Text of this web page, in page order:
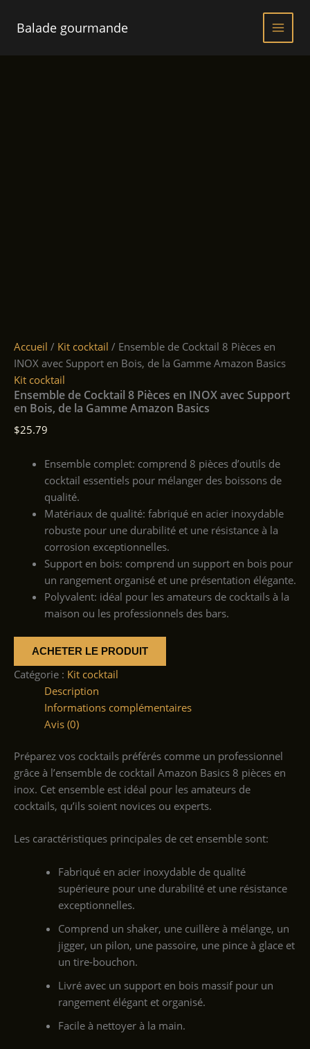
Balade gourmande
Accueil / Kit cocktail / Ensemble de Cocktail 8 Pièces en
INOX avec Support en Bois, de la Gamme Amazon Basics
Kit cocktail
Ensemble de Cocktail 8 Pièces en INOX avec Support
en Bois, de la Gamme Amazon Basics
$25.79
Ensemble complet: comprend 8 pièces d’outils de
cocktail essentiels pour mélanger des boissons de
qualité.
Matériaux de qualité: fabriqué en acier inoxydable
robuste pour une durabilité et une résistance à la
corrosion exceptionnelles.
Support en bois: comprend un support en bois pour
un rangement organisé et une présentation élégante.
Polyvalent: idéal pour les amateurs de cocktails à la
maison ou les professionnels des bars.
ACHETER LE PRODUIT
Catégorie : Kit cocktail
Description
Informations complémentaires
Avis (0)
Préparez vos cocktails préférés comme un professionnel
grâce à l’ensemble de cocktail Amazon Basics 8 pièces en
inox. Cet ensemble est idéal pour les amateurs de
cocktails, qu’ils soient novices ou experts.
Les caractéristiques principales de cet ensemble sont:
Fabriqué en acier inoxydable de qualité
supérieure pour une durabilité et une résistance
exceptionnelles.
Comprend un shaker, une cuillère à mélange, un
jigger, un pilon, une passoire, une pince à glace et
un tire-bouchon.
Livré avec un support en bois massif pour un
rangement élégant et organisé.
Facile à nettoyer à la main.